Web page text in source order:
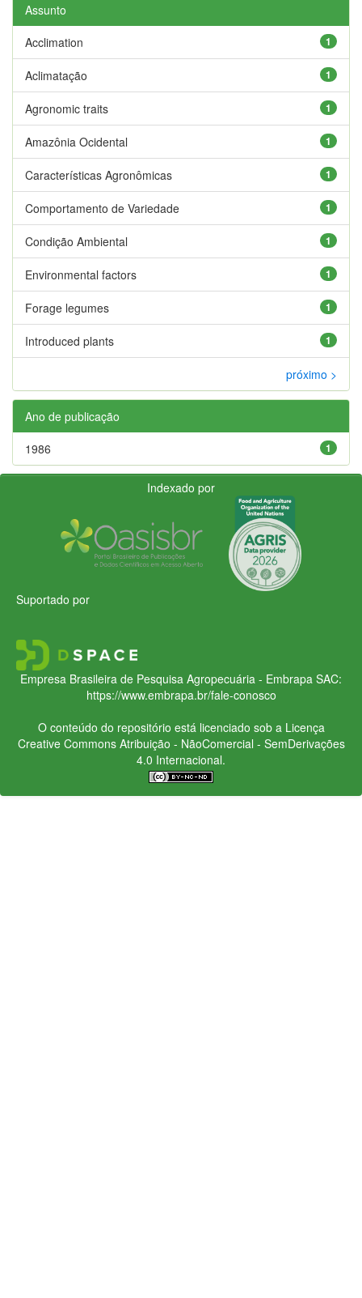
Assunto
1
Acclimation
1
Aclimatação
1
Agronomic traits
1
Amazônia Ocidental
1
Características Agronômicas
1
Comportamento de Variedade
1
Condição Ambiental
1
Environmental factors
1
Forage legumes
1
Introduced plants
próximo >
Ano de publicação
1
1986
Indexado por
Suportado por
Empresa Brasileira de Pesquisa Agropecuária - Embrapa SAC:
https://www.embrapa.br/fale-conosco
O conteúdo do repositório está licenciado sob a Licença
Creative CommonsAtribuição - NãoComercial - SemDerivações
4.0 Internacional.